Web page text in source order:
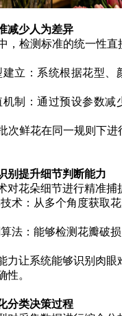
减少人为差异
，检测标准的统一性直
立：系统根据花型、
机制：通过预设参数减
次鲜花在同一规则下进
别提升细节判断能力
对花朵细节进行精准捕
术：从多个角度获取
法：能够检测花瓣破
力让系统能够识别肉眼
性。
分类决策过程